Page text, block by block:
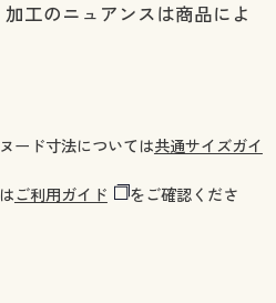
工のニュアンスは商品によ
ード寸法については共通サイズガイ
ご利用ガイド
をご確認くださ